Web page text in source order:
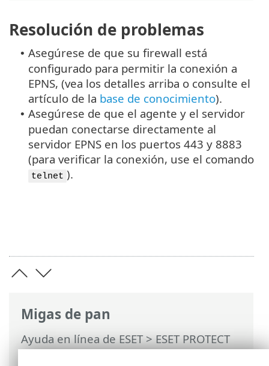
Migas de pan
Ayuda en línea de ESET>ESET PROTECT
On-Prem>Características técnicas>
Resolución de problemas
• Asegúrese de que su firewall está
configurado para permitir la conexión a
EPNS, (vea los detalles arriba o consulte el
artículo de la base de conocimiento).
• Asegúrese de que el agente y el servidor
puedan conectarse directamente al
servidor EPNS en los puertos 443 y 8883
(para verificar la conexión, use el comando
telnet ).